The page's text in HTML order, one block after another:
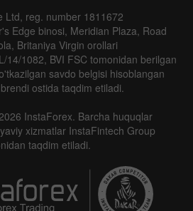
Ltd, reg. number 1811672
Edge binosi, Meridian Plaza, Road
Britaniya Virgin orollari
14/1082, BVI FSC tomonidan berilgan
savdo belgisi hisoblangan
ostida taqdim etiladi.
InstaForex. Barcha huquqlar
xizmatlar InstaFintech Group
taqdim etiladi.